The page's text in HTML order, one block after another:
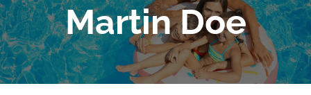
Martin Doe